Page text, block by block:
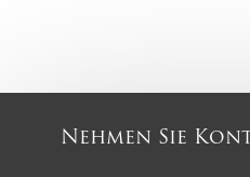
Nehmen Sie